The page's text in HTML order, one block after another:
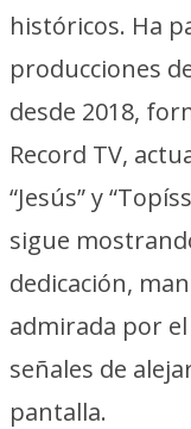
históricos. Ha
producciones
desde 2018,
Record TV,
“Jesús” y
sigue
dedicación,
admirada por
señales de
pantalla.